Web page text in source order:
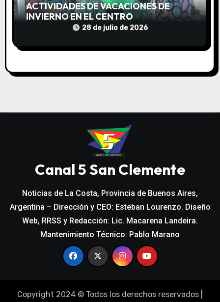
ACTIVIDADES DE VACACIONES DE
INVIERNO EN EL CENTRO
COMUNITARIO EL TALA
28 de julio de 2026
Canal 5 San Clemente
Noticias de La Costa, Provincia de Buenos Aires,
Argentina – Dirección y CEO: Esteban Lourenzo. Diseño
Web, RRSS y Redacción: Lic. Macarena Landeira.
Mantenimiento Técnico: Pablo Marano
Copyright 2024 © Todos los derechos reservados